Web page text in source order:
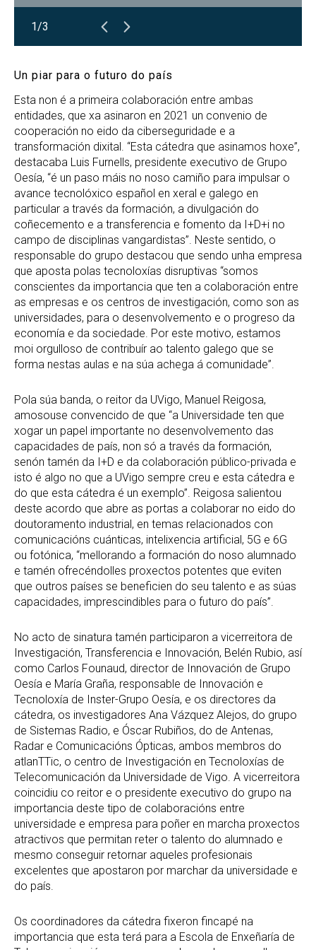
1/3
Un piar para o futuro do país
Esta non é a primeira colaboración entre ambas
entidades, que xa asinaron en 2021 un convenio de
cooperación no eido da ciberseguridade e a
transformación dixital. “Esta cátedra que asinamos hoxe”,
destacaba Luis Furnells, presidente executivo de Grupo
Oesía, “é un paso máis no noso camiño para impulsar o
avance tecnolóxico español en xeral e galego en
particular a través da formación, a divulgación do
coñecemento e a transferencia e fomento da I+D+i no
campo de disciplinas vangardistas”. Neste sentido, o
responsable do grupo destacou que sendo unha empresa
que aposta polas tecnoloxías disruptivas “somos
conscientes da importancia que ten a colaboración entre
as empresas e os centros de investigación, como son as
universidades, para o desenvolvemento e o progreso da
economía e da sociedade. Por este motivo, estamos
moi orgulloso de contribuír ao talento galego que se
forma nestas aulas e na súa achega á comunidade”.
Pola súa banda, o reitor da UVigo, Manuel Reigosa,
amosouse convencido de que “a Universidade ten que
xogar un papel importante no desenvolvemento das
capacidades de país, non só a través da formación,
senón tamén da I+D e da colaboración público-privada e
isto é algo no que a UVigo sempre creu e esta cátedra e
do que esta cátedra é un exemplo”. Reigosa salientou
deste acordo que abre as portas a colaborar no eido do
doutoramento industrial, en temas relacionados con
comunicacións cuánticas, intelixencia artificial, 5G e 6G
ou fotónica, “mellorando a formación do noso alumnado
e tamén ofrecéndolles proxectos potentes que eviten
que outros países se beneficien do seu talento e as súas
capacidades, imprescindibles para o futuro do país”.
No acto de sinatura tamén participaron a vicerreitora de
Investigación, Transferencia e Innovación, Belén Rubio, así
como Carlos Founaud, director de Innovación de Grupo
Oesía e María Graña, responsable de Innovación e
Tecnoloxía de Inster-Grupo Oesía, e os directores da
cátedra, os investigadores Ana Vázquez Alejos, do grupo
de Sistemas Radio, e Óscar Rubiños, do de Antenas,
Radar e Comunicacións Ópticas, ambos membros do
atlanTTic, o centro de Investigación en Tecnoloxías de
Telecomunicación da Universidade de Vigo. A vicerreitora
coincidiu co reitor e o presidente executivo do grupo na
importancia deste tipo de colaboracións entre
universidade e empresa para poñer en marcha proxectos
atractivos que permitan reter o talento do alumnado e
mesmo conseguir retornar aqueles profesionais
excelentes que apostaron por marchar da universidade e
do país.
Os coordinadores da cátedra fixeron fincapé na
importancia que esta terá para a Escola de Enxeñaría de